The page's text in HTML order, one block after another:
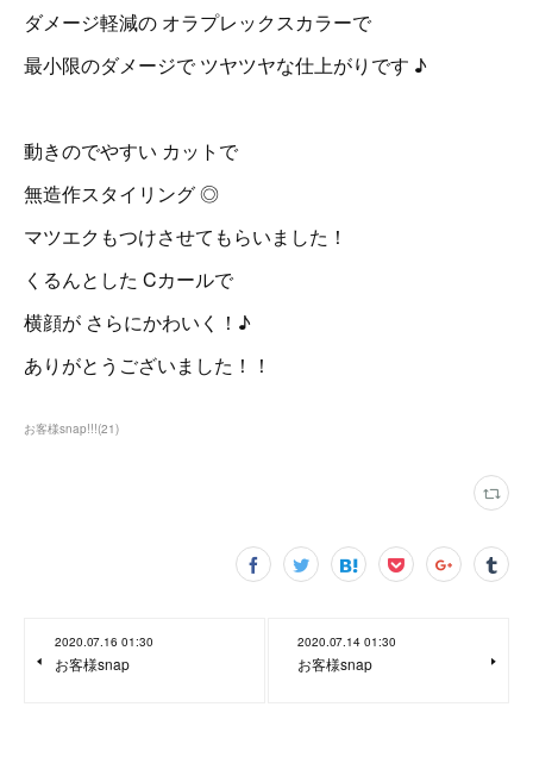
ダメージ軽減の オラプレックスカラーで
最小限のダメージで ツヤツヤな仕上がりです ♪
動きのでやすい カットで
無造作スタイリング ◎
マツエクもつけさせてもらいました！
くるんとした Cカールで
横顔が さらにかわいく！♪
ありがとうございました！！
お客様snap!!!(21)
2020.07.16 01:30
お客様snap
2020.07.14 01:30
お客様snap